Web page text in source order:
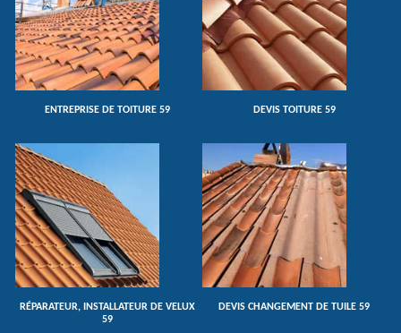
ENTREPRISE DE TOITURE 59 DEVIS TOITURE 59
RÉPARATEUR, INSTALLATEUR DE VELUX
59
DEVIS CHANGEMENT DE TUILE 59